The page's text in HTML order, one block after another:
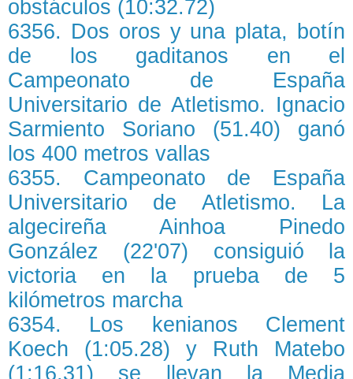
obstáculos (10:32.72)
6356. Dos oros y una plata, botín
de los gaditanos en el
Campeonato de España
Universitario de Atletismo. Ignacio
Sarmiento Soriano (51.40) ganó
los 400 metros vallas
6355. Campeonato de España
Universitario de Atletismo. La
algecireña Ainhoa Pinedo
González (22'07) consiguió la
victoria en la prueba de 5
kilómetros marcha
6354. Los kenianos Clement
Koech (1:05.28) y Ruth Matebo
(1:16.31) se llevan la Media